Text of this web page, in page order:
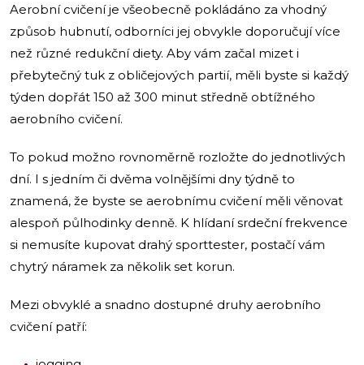
Aerobní cvičení je všeobecně pokládáno za vhodný
způsob hubnutí, odborníci jej obvykle doporučují více
než různé redukční diety. Aby vám začal mizet i
přebytečný tuk z obličejových partií, měli byste si každý
týden dopřát 150 až 300 minut středně obtížného
aerobního cvičení.
To pokud možno rovnoměrně rozložte do jednotlivých
dní. I s jedním či dvěma volnějšími dny týdně to
znamená, že byste se aerobnímu cvičení měli věnovat
alespoň půlhodinky denně. K hlídaní srdeční frekvence
si nemusíte kupovat drahý sporttester, postačí vám
chytrý náramek za několik set korun.
Mezi obvyklé a snadno dostupné druhy aerobního
cvičení patří: